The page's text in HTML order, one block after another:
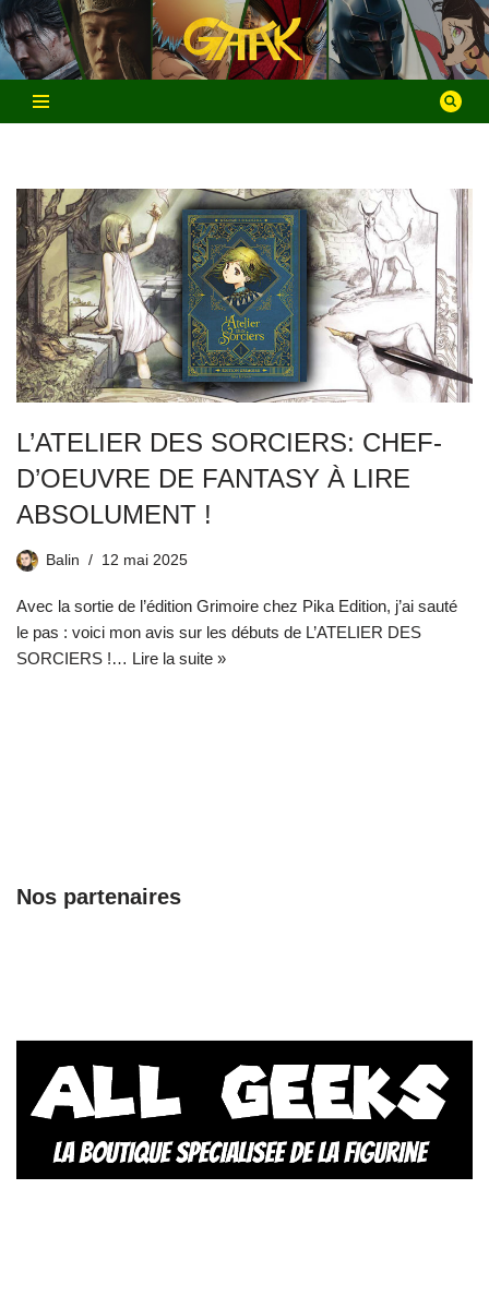
Aller
au
contenu
L’ATELIER DES SORCIERS: CHEF-
D’OEUVRE DE FANTASY À LIRE
ABSOLUMENT !
Balin 12 mai 2025
Avec la sortie de l’édition Grimoire chez Pika Edition, j’ai sauté
le pas : voici mon avis sur les débuts de L’ATELIER DES
SORCIERS !… Lire la suite »
Nos partenaires